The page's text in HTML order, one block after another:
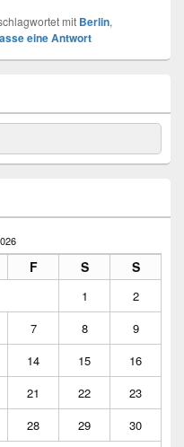
mit Berlin,
eine Antwort
F S S
1
2
7 8
9
14 15
16
21 22
23
28 29
30